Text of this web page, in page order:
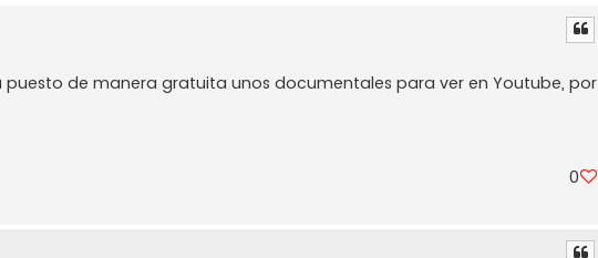
puesto de manera gratuita unos documentales para ver en Youtube, por
0